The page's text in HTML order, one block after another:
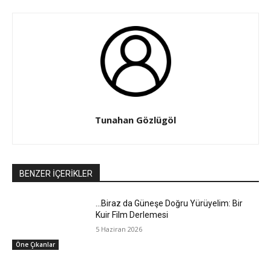
Tunahan Gözlügöl
BENZER İÇERİKLER
Öne Çıkanlar
…Biraz da Güneşe Doğru Yürüyelim: Bir
Kuir Film Derlemesi
5 Haziran 2026